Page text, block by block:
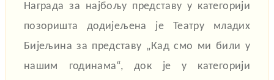
Награда за најбољу представу у категорији
позоришта додијељена је Театру младих
Бијељина за представу „Кад смо ми били у
нашим годинама“, док је у категорији